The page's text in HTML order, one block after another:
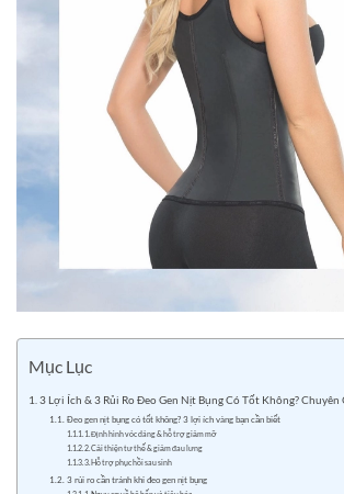
Mục Lục
3 Lợi Ích & 3 Rủi Ro Đeo Gen Nịt Bụng Có Tốt Không? Chuyên
Đeo gen nịt bụng có tốt không? 3 lợi ích vàng bạn cần biết
1. Định hình vóc dáng & hỗ trợ giảm mỡ
2. Cải thiện tư thế & giảm đau lưng
3. Hỗ trợ phục hồi sau sinh
3 rủi ro cần tránh khi đeo gen nịt bụng